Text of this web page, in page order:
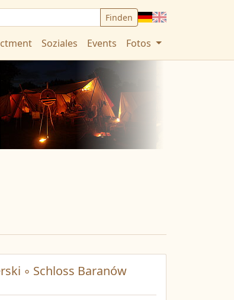
Deutsch
English
Soziales Events Fotos
◦ Schloss Baranów